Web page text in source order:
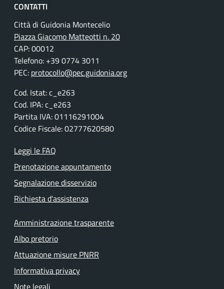
CONTATTI
Città di Guidonia Montecelio
Piazza Giacomo Matteotti n. 20
CAP: 00012
Telefono: +39 0774 3011
PEC: protocollo@pec.guidonia.org
Cod. Istat: c_e263
Cod. IPA: c_e263
Partita IVA: 01116291004
Codice Fiscale: 02777620580
Leggi le FAQ
Prenotazione appuntamento
Segnalazione disservizio
Richiesta d'assistenza
Amministrazione trasparente
Albo pretorio
Attuazione misure PNRR
Informativa privacy
Note legali